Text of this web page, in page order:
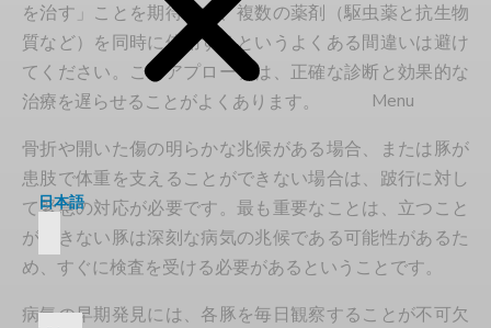
Menu
日本語
を治す」ことを期待して、複数の薬剤（駆虫薬と抗生物
質など）を同時に使用するというよくある間違いは避け
てください。このアプローチは、正確な診断と効果的な
治療を遅らせることがよくあります。
骨折や開いた傷の明らかな兆候がある場合、または豚が
患肢で体重を支えることができない場合は、跛行に対し
て緊急の対応が必要です。最も重要なことは、立つこと
ができない豚は深刻な病気の兆候である可能性があるた
め、すぐに検査を受ける必要があるということです。
病気の早期発見には、各豚を毎日観察することが不可欠